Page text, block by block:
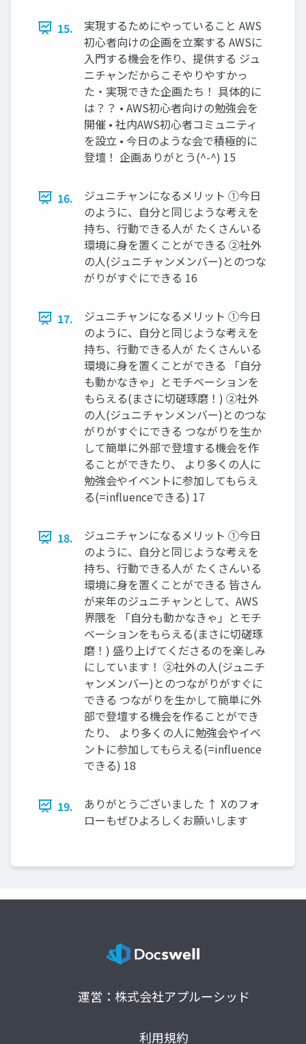
15.
実現するためにやっていること AWS
初心者向けの企画を立案する AWSに
入門する機会を作り、提供する ジュ
ニチャンだからこそやりやすかっ
た・実現できた企画たち！ 具体的に
は？？ • AWS初心者向けの勉強会を
開催 • 社内AWS初心者コミュニティ
を設立 • 今日のような会で積極的に
登壇！ 企画ありがとう(^-^) 15
16.
ジュニチャンになるメリット ①今日
のように、自分と同じような考えを
持ち、行動できる人が たくさんいる
環境に身を置くことができる ②社外
の人(ジュニチャンメンバー)とのつな
がりがすぐにできる 16
17.
ジュニチャンになるメリット ①今日
のように、自分と同じような考えを
持ち、行動できる人が たくさんいる
環境に身を置くことができる 「自分
も動かなきゃ」とモチベーションを
もらえる(まさに切磋琢磨！) ②社外
の人(ジュニチャンメンバー)とのつな
がりがすぐにできる つながりを生か
して簡単に外部で登壇する機会を作
ることができたり、 より多くの人に
勉強会やイベントに参加してもらえ
る(=influenceできる) 17
18.
ジュニチャンになるメリット ①今日
のように、自分と同じような考えを
持ち、行動できる人が たくさんいる
環境に身を置くことができる 皆さん
が来年のジュニチャンとして、AWS
界隈を 「自分も動かなきゃ」とモチ
ベーションをもらえる(まさに切磋琢
磨！) 盛り上げてくださるのを楽しみ
にしています！ ②社外の人(ジュニチ
ャンメンバー)とのつながりがすぐに
できる つながりを生かして簡単に外
部で登壇する機会を作ることができ
たり、 より多くの人に勉強会やイベ
ントに参加してもらえる(=influence
できる) 18
19.
ありがとうございました ↑ Xのフォ
ローもぜひよろしくお願いします
運営：株式会社アプルーシッド
利用規約